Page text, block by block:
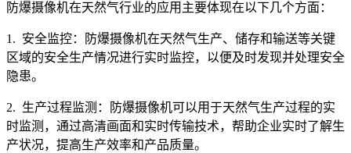
防爆摄像机在天然气行业的应用主要体现在以下几个方面：
1. 安全监控：防爆摄像机在天然气生产、储存和输送等关键
区域的安全生产情况进行实时监控，以便及时发现并处理安全
隐患。
2. 生产过程监测：防爆摄像机可以用于天然气生产过程的实
时监测，通过高清画面和实时传输技术，帮助企业实时了解生
产状况，提高生产效率和产品质量。